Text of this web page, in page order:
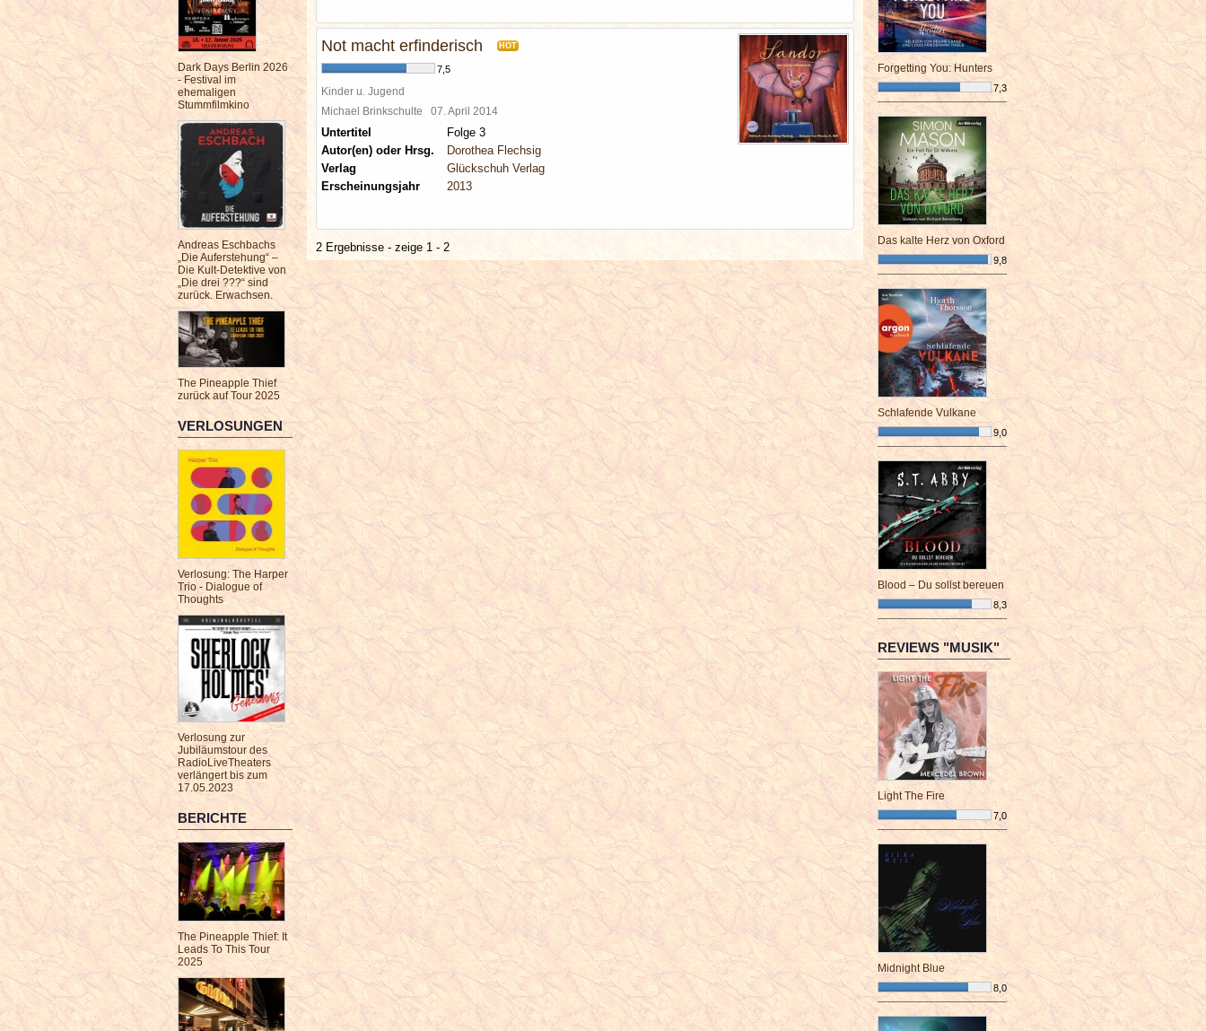
Dark Days Berlin 2026
- Festival im
ehemaligen
Stummfilmkino
Andreas Eschbachs
„Die Auferstehung“ –
Die Kult-Detektive von
„Die drei ???“ sind
zurück. Erwachsen.
The Pineapple Thief
zurück auf Tour 2025
VERLOSUNGEN
Verlosung: The Harper
Trio - Dialogue of
Thoughts
Verlosung zur
Jubiläumstour des
RadioLiveTheaters
verlängert bis zum
17.05.2023
BERICHTE
The Pineapple Thief: It
Leads To This Tour
2025
Not macht erfinderisch HOT
7,5
Kinder u. Jugend
Michael Brinkschulte 07. April 2014
Untertitel
Folge 3
Autor(en) oder Hrsg.
Dorothea Flechsig
Verlag
Glückschuh Verlag
Erscheinungsjahr
2013
2 Ergebnisse - zeige 1 - 2
Forgetting You: Hunters
7,3
¯¯¯¯¯¯¯¯¯¯¯¯¯¯¯¯¯¯¯¯¯¯¯¯
Das kalte Herz von Oxford
9,8
¯¯¯¯¯¯¯¯¯¯¯¯¯¯¯¯¯¯¯¯¯¯¯¯
Schlafende Vulkane
9,0
¯¯¯¯¯¯¯¯¯¯¯¯¯¯¯¯¯¯¯¯¯¯¯¯
Blood – Du sollst bereuen
8,3
¯¯¯¯¯¯¯¯¯¯¯¯¯¯¯¯¯¯¯¯¯¯¯¯
REVIEWS "MUSIK"
Light The Fire
7,0
¯¯¯¯¯¯¯¯¯¯¯¯¯¯¯¯¯¯¯¯¯¯¯¯
Midnight Blue
8,0
¯¯¯¯¯¯¯¯¯¯¯¯¯¯¯¯¯¯¯¯¯¯¯¯